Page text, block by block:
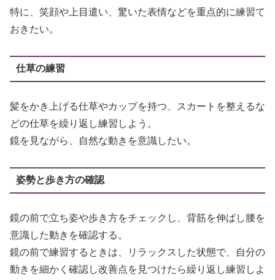
特に、笑顔や上目遣い、驚いた表情などを重点的に練習て
おきたい。
仕草の練習
髪をかき上げる仕草やカップを持つ、スカートを整えるな
どの仕草を繰り返し練習しよう。
鏡を見ながら、自然な動きを意識したい。
姿勢と歩き方の確認
鏡の前で立ち姿や歩き方をチェックし、背筋を伸ばし腰を
意識した動きを確認する。
鏡の前で練習するときは、リラックスした状態で、自分の
動きを細かく確認し改善点を見つけたら繰り返し練習しよ